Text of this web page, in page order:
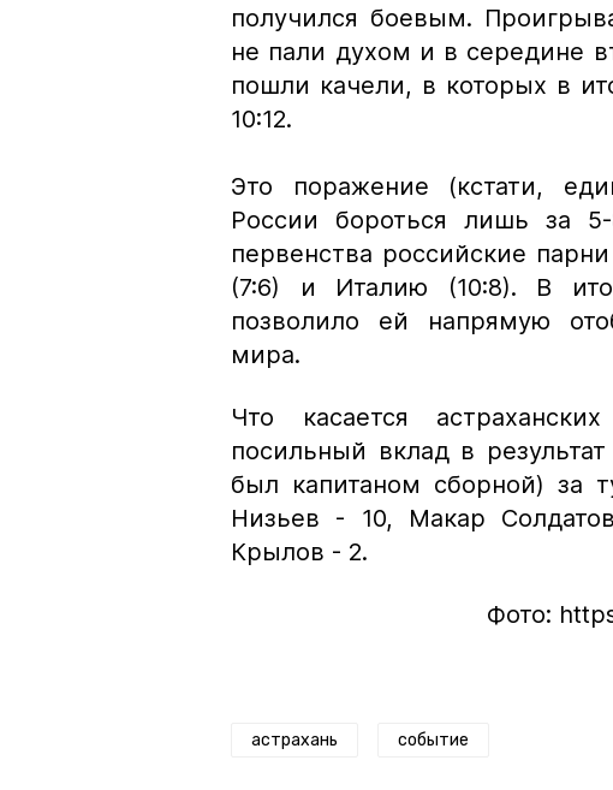
получился боевым.
не пали духом и в середине
пошли качели, в которых в
10:12.
Это поражение (кстати,
России бороться лишь за
первенства российские
(7:6) и Италию (10:8). В
позволило ей напрямую
мира.
Что касается
посильный вклад в
был капитаном сборной) за
Низьев - 10, Макар
Крылов - 2.
Фото:
астрахань событие